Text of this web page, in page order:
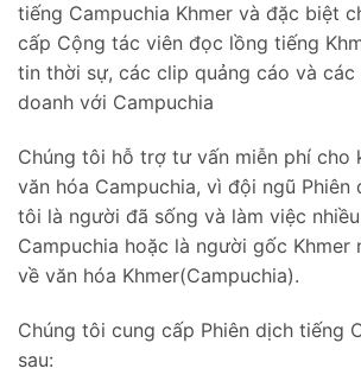
tiếng Campuchia Khmer và đặc biệt
cấp Cộng tác viên đọc lồng tiếng
tin thời sự, các clip quảng cáo và
doanh với Campuchia
Chúng tôi hỗ trợ tư vấn miễn phí cho
văn hóa Campuchia, vì đội ngũ Phiên
tôi là người đã sống và làm việc
Campuchia hoặc là người gốc Khmer
về văn hóa Khmer(Campuchia).
Chúng tôi cung cấp Phiên dịch tiếng
sau: